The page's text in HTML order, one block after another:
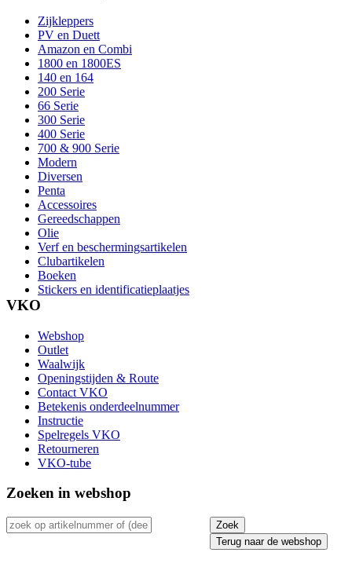
Zijkleppers
PV en Duett
Amazon en Combi
1800 en 1800ES
140 en 164
200 Serie
66 Serie
300 Serie
400 Serie
700 & 900 Serie
Modern
Diversen
Penta
Accessoires
Gereedschappen
Olie
Verf en beschermingsartikelen
Clubartikelen
Boeken
Stickers en identificatieplaatjes
VKO
Webshop
Outlet
Waalwijk
Openingstijden & Route
Contact VKO
Betekenis onderdeelnummer
Instructie
Spelregels VKO
Retourneren
VKO-tube
Zoeken in webshop
Terug naar de webshop